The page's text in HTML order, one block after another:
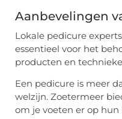
Aanbevelingen
Lokale pedicure
essentieel voor het
producten en
Een pedicure is meer
welzijn. Zoetermeer
om je voeten er op